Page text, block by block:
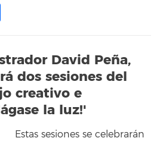
David Peña,
dos sesiones del
creativo e
la luz!'
Estas sesiones se celebrarán